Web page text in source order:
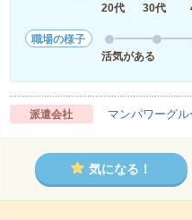
20代
30代
職場の様子
活気がある
派遣会社 マンパワーグ
気になる！